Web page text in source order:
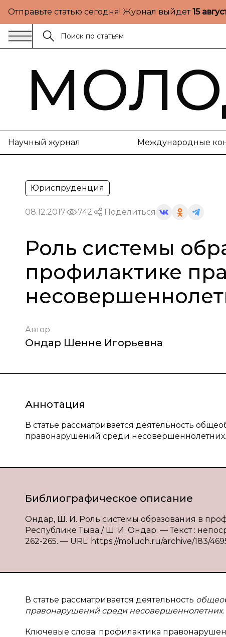
Отправьте статью сегодня! Журнал выйдет15
Научный журнал Международные
Юриспруденция
08.12.2017 742 Поделиться
Роль системы
профилактике
Автор
Ондар Шенне Игорьевна
Аннотация
В статье рассматривается деятельность
правонарушений среди несовершеннолетних.
Библиографическое описание
Ондар, Ш. И. Роль системы образования в
Республике Тыва / Ш. И. Ондар. — Текст :
262-265. — URL: https://moluch.ru/archive/183/
В статье рассматривается деятельность
правонарушений среди несовершеннолетних.
Ключевые слова: профилактика